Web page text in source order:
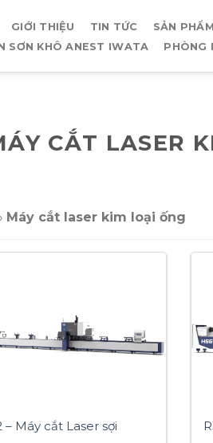
GIỚI THIỆU TIN TỨC SẢN PHẨM
SƠN KHÔ ANEST IWATA
PHÒNG
CẮT LASER
Máy cắt laser kim loại ống
– Máy cắt Laser sợi